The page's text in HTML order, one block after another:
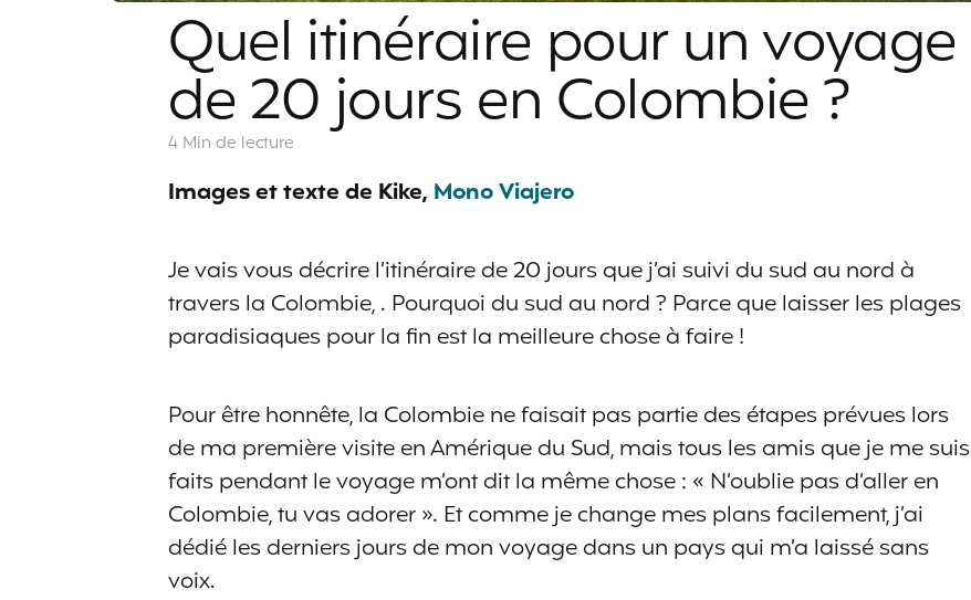
Quel itinéraire pour un voyage
de 20 jours en Colombie ?
4 Min de lecture
Images et texte de Kike, Mono Viajero
Je vais vous décrire l’itinéraire de 20 jours que j’ai suivi du sud au nord à
travers la Colombie, . Pourquoi du sud au nord ? Parce que laisser les plages
paradisiaques pour la fin est la meilleure chose à faire !
Pour être honnête, la Colombie ne faisait pas partie des étapes prévues lors
de ma première visite en Amérique du Sud, mais tous les amis que je me suis
faits pendant le voyage m’ont dit la même chose : « N’oublie pas d’aller en
Colombie, tu vas adorer ». Et comme je change mes plans facilement, j’ai
dédié les derniers jours de mon voyage dans un pays qui m’a laissé sans
voix.